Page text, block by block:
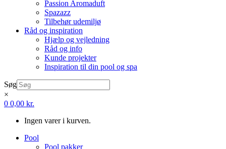
Passion Aromaduft
Spazazz
Tilbehør udemiljø
Råd og inspiration
Hjælp og vejledning
Råd og info
Kunde projekter
Inspiration til din pool og spa
Søg
×
0 0,00 kr.
Ingen varer i kurven.
Pool
Pool pakker